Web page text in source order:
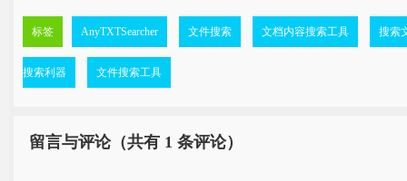
标签 AnyTXTSearcher 文件搜索 文档内容搜索工具 搜索
搜索利器 文件搜索工具
留言与评论（共有 1 条评论）